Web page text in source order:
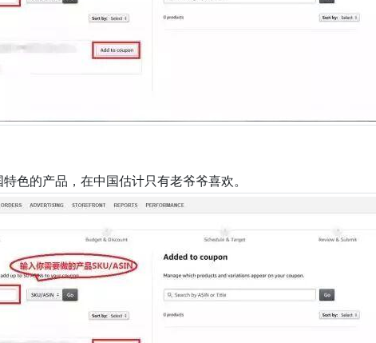
色的产品，在中国估计只有老爷爷喜欢。